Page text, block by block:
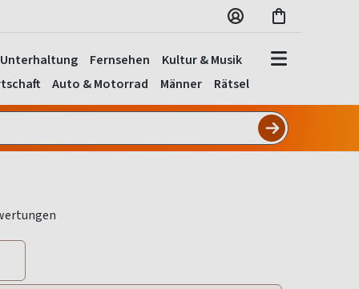
Unterhaltung Fernsehen
Kultur & Musik
Auto & Motorrad Männer Rätsel